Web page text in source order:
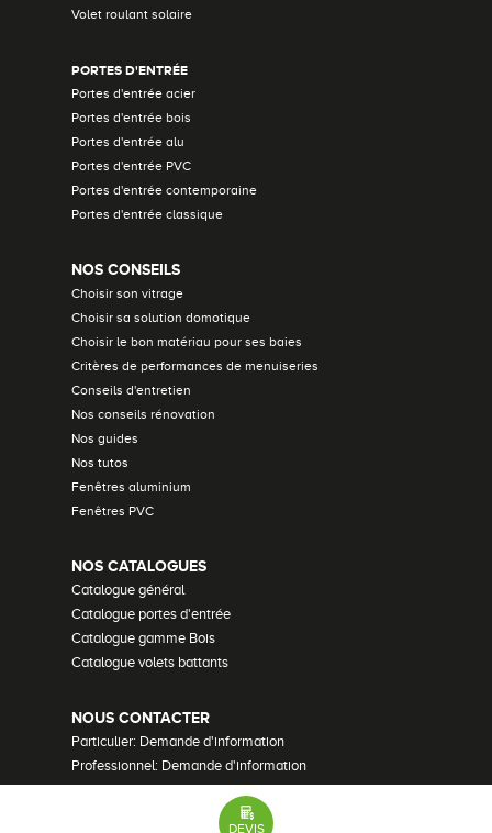
Volet roulant solaire
PORTES D'ENTRÉE
Portes d'entrée acier
Portes d'entrée bois
Portes d'entrée alu
Portes d'entrée PVC
Portes d'entrée contemporaine
Portes d'entrée classique
NOS CONSEILS
Choisir son vitrage
Choisir sa solution domotique
Choisir le bon matériau pour ses baies
Critères de performances de menuiseries
Conseils d'entretien
Nos conseils rénovation
Nos guides
Nos tutos
Fenêtres aluminium
Fenêtres PVC
NOS CATALOGUES
Catalogue général
Catalogue portes d'entrée
Catalogue gamme Bois
Catalogue volets battants
NOUS CONTACTER
Particulier: Demande d'information
Professionnel: Demande d'information
Demander un devis
DEVIS